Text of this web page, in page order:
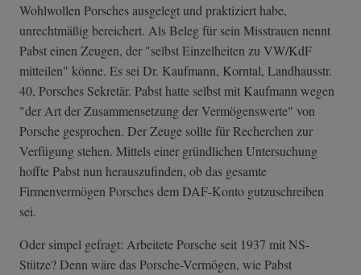
Wohlwollen Porsches ausgelegt und praktiziert habe,
unrechtmäßig bereichert. Als Beleg für sein Misstrauen nennt
Pabst einen Zeugen, der "selbst Einzelheiten zu VW/KdF
mitteilen" könne. Es sei Dr. Kaufmann, Korntal, Landhausstr.
40, Porsches Sekretär. Pabst hatte selbst mit Kaufmann wegen
"der Art der Zusammensetzung der Vermögenswerte" von
Porsche gesprochen. Der Zeuge sollte für Recherchen zur
Verfügung stehen. Mittels einer gründlichen Untersuchung
hoffte Pabst nun herauszufinden, ob das gesamte
Firmenvermögen Porsches dem DAF-Konto gutzuschreiben
sei.
Oder simpel gefragt: Arbeitete Porsche seit 1937 mit NS-
Stütze? Denn wäre das Porsche-Vermögen, wie Pabst